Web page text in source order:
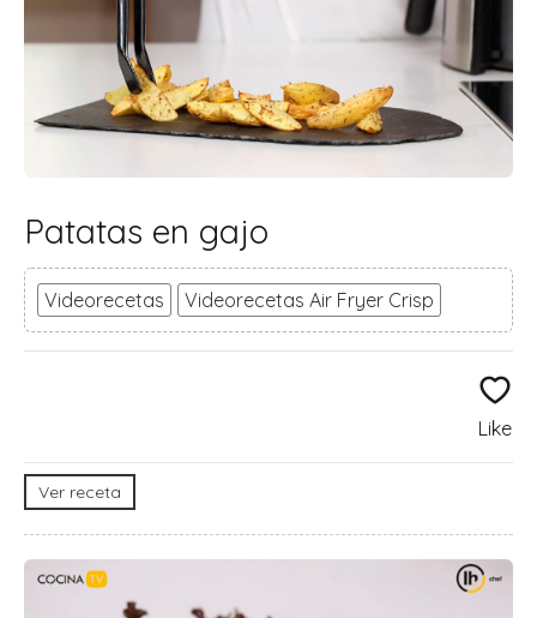
Patatas en gajo
Videorecetas Videorecetas Air Fryer Crisp
Like
Ver receta